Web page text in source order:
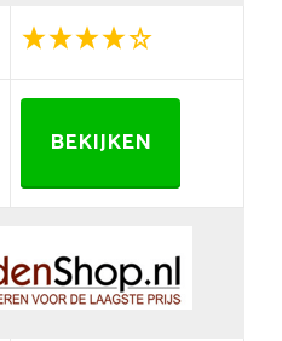
BEKIJKEN